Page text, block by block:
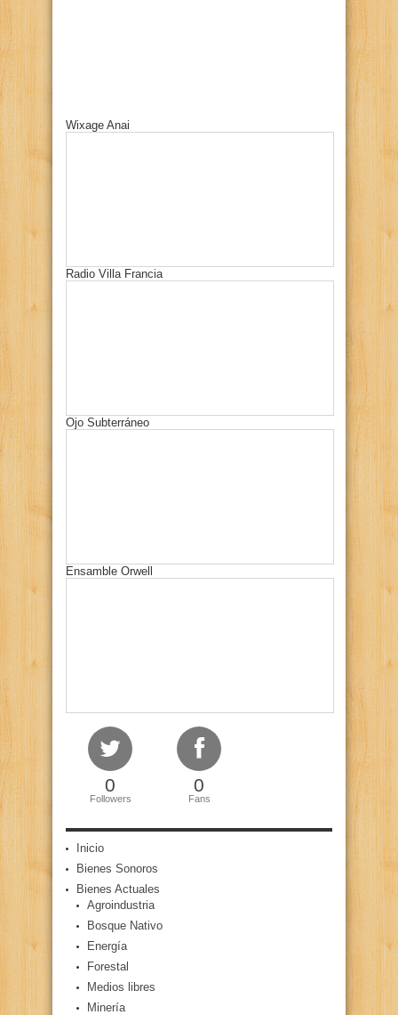
Wixage Anai
Radio Villa Francia
Ojo Subterráneo
Ensamble Orwell
0
Followers
0
Fans
Inicio
Bienes Sonoros
Bienes Actuales
Agroindustria
Bosque Nativo
Energía
Forestal
Medios libres
Minería